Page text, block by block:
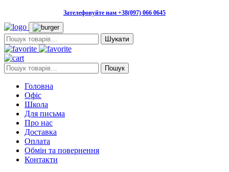
Зателефонуйте нам +38(097) 066 0645
Пошук:
Пошук: Пошук
Головна
Офіс
Школа
Для письма
Про нас
Доставка
Оплата
Обмін та повернення
Контакти